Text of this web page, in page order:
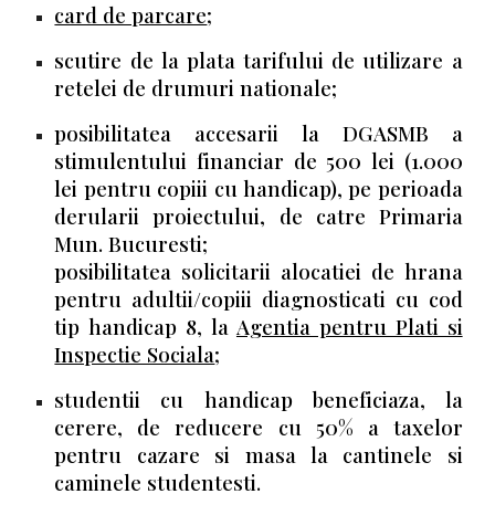
card de parcare;
scutire de la plata tarifului de utilizare a
retelei de drumuri nationale;
posibilitatea accesarii la DGASMB a
stimulentului financiar de 500 lei (1.000
lei pentru copiii cu handicap), pe perioada
derularii proiectului, de catre Primaria
Mun. Bucuresti;
posibilitatea solicitarii alocatiei de hrana
pentru adultii/copiii diagnosticati cu cod
tip handicap 8, la Agentia pentru Plati si
Inspectie Sociala;
studentii cu handicap beneficiaza, la
cerere, de reducere cu 50% a taxelor
pentru cazare si masa la cantinele si
caminele studentesti.